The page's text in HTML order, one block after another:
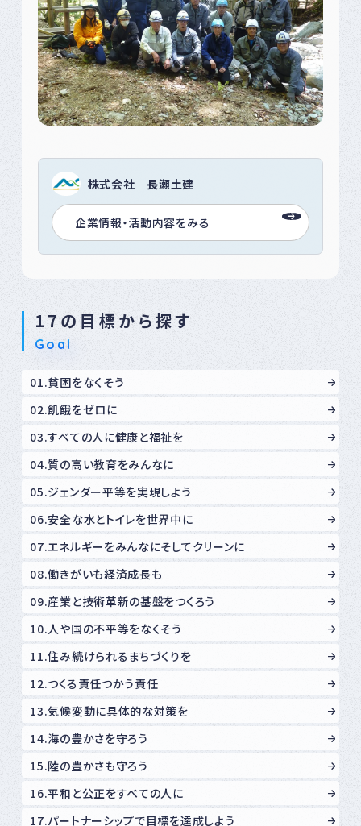
17の目標から探す
Goal
01.貧困をなくそう
02.飢餓をゼロに
03.すべての人に健康と福祉を
04.質の高い教育をみんなに
05.ジェンダー平等を実現しよう
06.安全な水とトイレを世界中に
07.エネルギーをみんなにそしてクリーンに
08.働きがいも経済成長も
09.産業と技術革新の基盤をつくろう
10.人や国の不平等をなくそう
11.住み続けられるまちづくりを
12.つくる責任つかう責任
13.気候変動に具体的な対策を
14.海の豊かさを守ろう
15.陸の豊かさも守ろう
16.平和と公正をすべての人に
17.パートナーシップで目標を達成しよう
株式会社 長瀬土建
企業情報・活動内容をみる